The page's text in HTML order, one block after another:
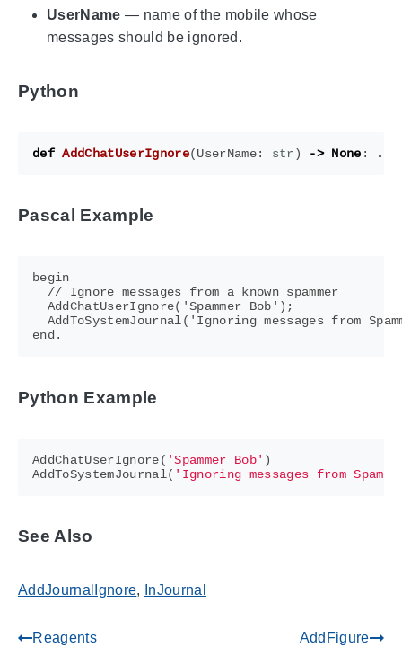
UserName — name of the mobile whose
messages should be ignored.
Python
def AddChatUserIgnore(UserName: str ) -> None : ...
Pascal Example
begin
  // Ignore messages from a known spammer
  AddChatUserIgnore('Spammer Bob');
AddToSystemJournal('Ignoring messages from
Python Example
AddChatUserIgnore( 'Spammer Bob' )
AddToSystemJournal( 'Ignoring messages from
See Also
AddJournalIgnore, InJournal
gdoc_arrow_left_altReagents AddFiguregdoc_arrow_right_alt